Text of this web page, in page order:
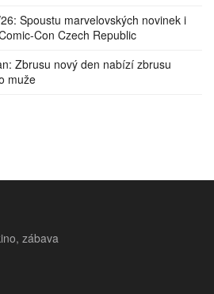
Spoustu marvelovských novinek i
Con Czech Republic
Zbrusu nový den nabízí zbrusu
muže
zábava